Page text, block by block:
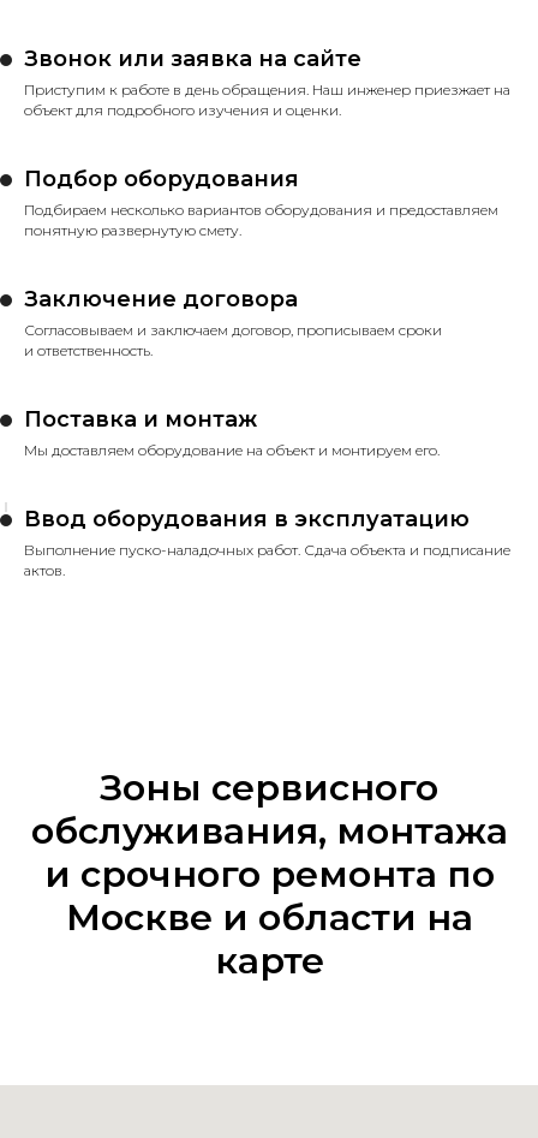
Звонок или заявка на сайте
Приступим к работе в день обращения. Наш инженер приезжает на
объект для подробного изучения и оценки.
Подбор оборудования
Подбираем несколько вариантов оборудования и предоставляем
понятную развернутую смету.
Заключение договора
Согласовываем и заключаем договор, прописываем сроки
и ответственность.
Поставка и монтаж
Мы доставляем оборудование на объект и монтируем его.
Ввод оборудования в эксплуатацию
Выполнение пуско-наладочных работ. Сдача объекта и подписание
актов.
Зоны сервисного
обслуживания, монтажа
и срочного ремонта по
Москве и области на
карте